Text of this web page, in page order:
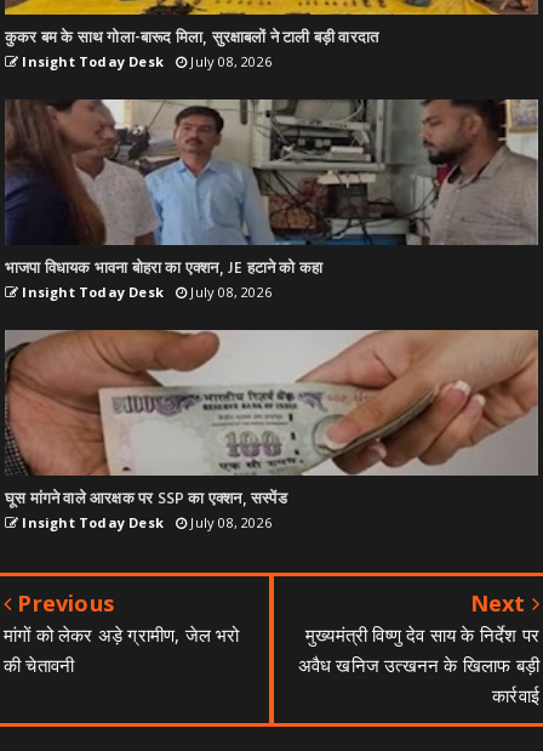
कुकर बम के साथ गोला-बारूद मिला, सुरक्षाबलों ने टाली बड़ी वारदात
Insight Today Desk July 08, 2026
भाजपा विधायक भावना बोहरा का एक्शन, JE हटाने को कहा
Insight Today Desk July 08, 2026
घूस मांगने वाले आरक्षक पर SSP का एक्शन, सस्पेंड
Insight Today Desk July 08, 2026
Previous
मांगों को लेकर अड़े ग्रामीण, जेल भरो
की चेतावनी
Next
मुख्यमंत्री विष्णु देव साय के निर्देश पर
अवैध खनिज उत्खनन के खिलाफ बड़ी
कार्रवाई